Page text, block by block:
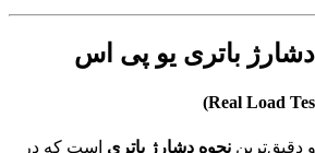
باتری یو پی اس
دقیق‌ترین نحوه دشارژ باتری است که در